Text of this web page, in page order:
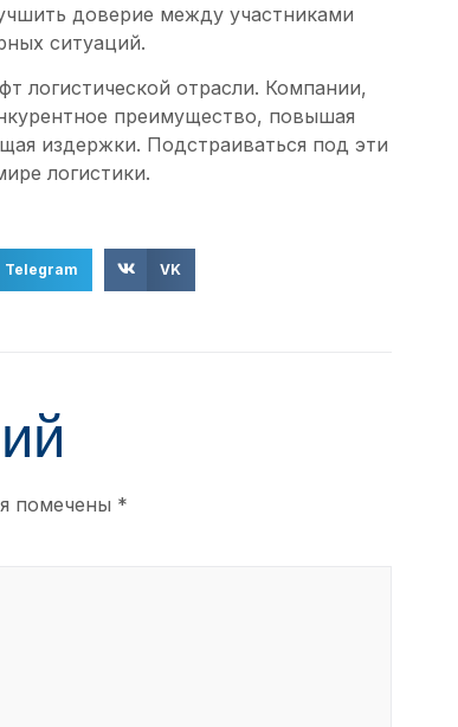
доверие между участниками
ситуаций.
логистической отрасли. Компании,
преимущество, повышая
издержки. Подстраиваться под эти
логистики.
Telegram VK
помечены *